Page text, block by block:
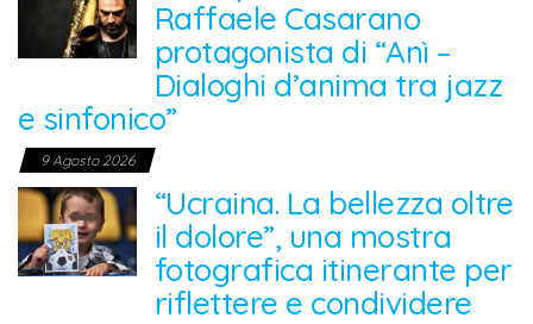
Raffaele Casarano
protagonista di “Anì –
Dialoghi d’anima tra jazz
e sinfonico”
9 Agosto 2026
“Ucraina. La bellezza oltre
il dolore”, una mostra
fotografica itinerante per
riflettere e condividere